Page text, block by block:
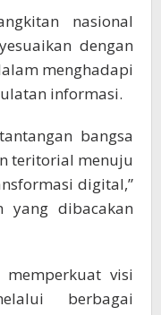
nasional
dengan
menghadapi
informasi.
bangsa
teritorial menuju
digital,”
yang dibacakan
memperkuat visi
berbagai